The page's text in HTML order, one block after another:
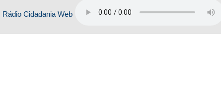
Rádio Cidadania Web